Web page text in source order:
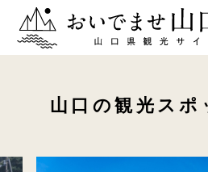
おいでませ山口へー山口県観光
山口の観光スポ